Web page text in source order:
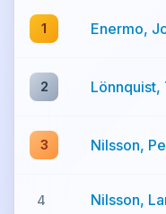
1 Enermo,
2 Lönnquist,
3 Nilsson,
4 Nilsson,